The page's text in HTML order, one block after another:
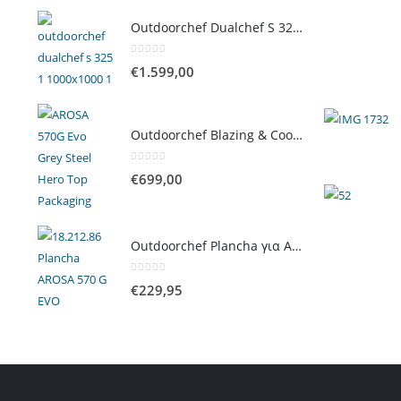
Outdoorchef Dualchef S 325 G Ψησταριά Υγραερίου
€1.599,00
Outdoorchef Blazing & Cooking Zone Kit Plus για Ψησταριά Arosa Evo
€699,00
Outdoorchef Plancha για Arosa Evo
€229,95